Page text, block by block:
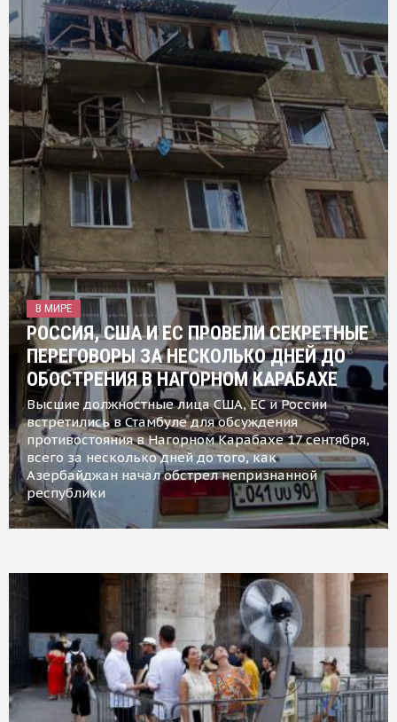
В МИРЕ
РОССИЯ, США И ЕС ПРОВЕЛИ СЕКРЕТНЫЕ
ПЕРЕГОВОРЫ ЗА НЕСКОЛЬКО ДНЕЙ ДО
ОБОСТРЕНИЯ В НАГОРНОМ КАРАБАХЕ
Высшие должностные лица США, ЕС и России
встретились в Стамбуле для обсуждения
противостояния в Нагорном Карабахе 17 сентября,
всего за несколько дней до того, как
Азербайджан начал обстрел непризнанной
республики